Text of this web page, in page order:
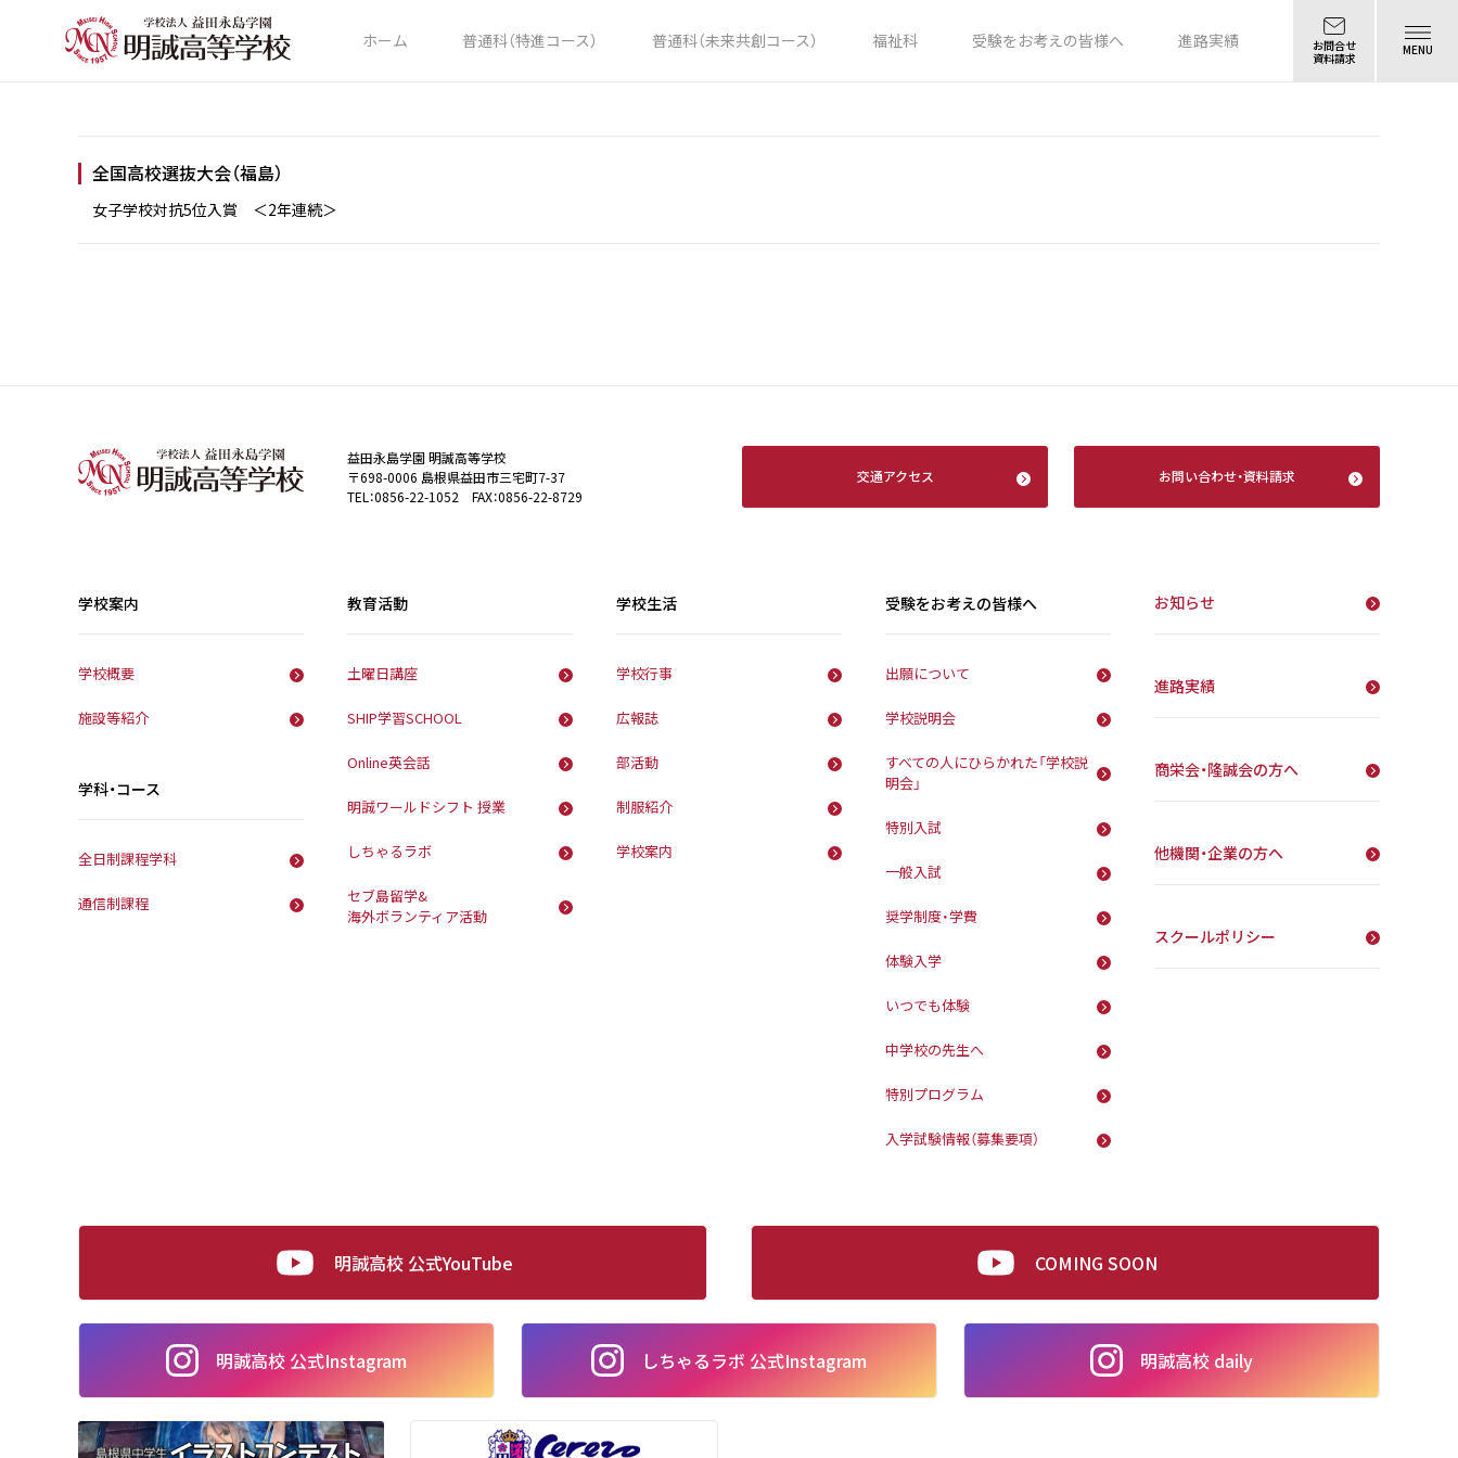
ホーム 普通科（特進コース） 普通科（未来共創コース） 福祉科 受験をお考えの皆様へ 進路実績
お問合せ
資料請求
MENU
全国高校選抜大会（福島）
女子学校対抗5位入賞 ＜2年連続＞
益田永島学園 明誠高等学校
〒698-0006 島根県益田市三宅町7-37
TEL：0856-22-1052 FAX：0856-22-8729
交通アクセス お問い合わせ・資料請求
学校案内
学校概要
施設等紹介
学科・コース
全日制課程学科
通信制課程
教育活動
土曜日講座
SHIP学習SCHOOL
Online英会話
明誠ワールドシフト 授業
しちゃるラボ
セブ島留学&
海外ボランティア活動
学校生活
学校行事
広報誌
部活動
制服紹介
学校案内
受験をお考えの皆様へ
出願について
学校説明会
すべての人にひらかれた「学校説
明会」
特別入試
一般入試
奨学制度・学費
体験入学
いつでも体験
中学校の先生へ
特別プログラム
入学試験情報（募集要項）
お知らせ
進路実績
商栄会・隆誠会の方へ
他機関・企業の方へ
スクールポリシー
明誠高校 公式YouTube COMING SOON
明誠高校 公式Instagram しちゃるラボ 公式Instagram 明誠高校 daily